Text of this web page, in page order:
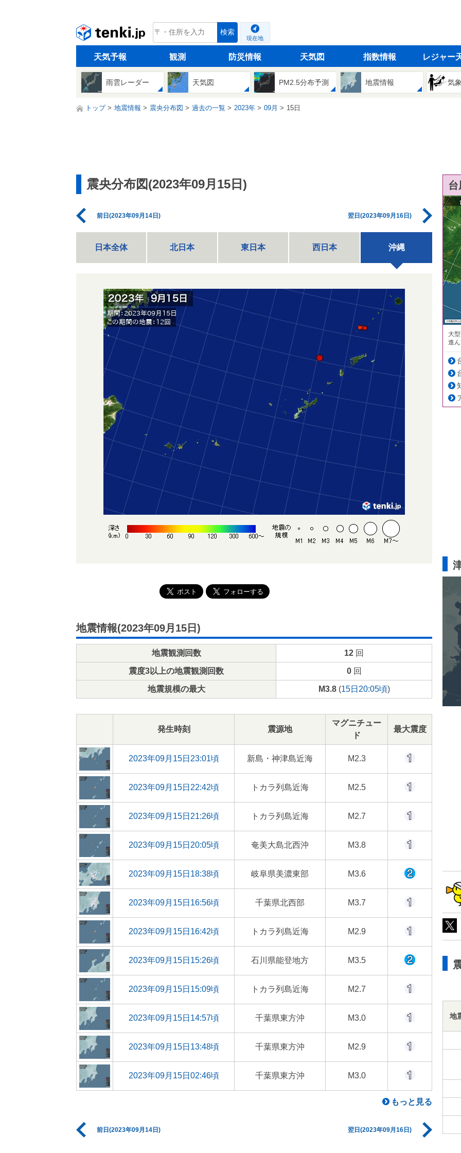
tenki.jp 検索
現在地
天気予報 観測 防災情報 天気図 指数情報 レジャー
雨雲レーダー 天気図 PM2.5分布予測 地震情報 気
トップ 地震情報 震央分布図 過去の一覧 2023年 09月 15日
震央分布図(2023年09月15日)
前日(2023年09月14日) 翌日(2023年09月16日)
日本全体 北日本 東日本 西日本 沖縄
地震情報(2023年09月15日)
地震観測回数 12 回
震度3以上の地震観測回数 0回
地震規模の最大 M3.8(15日20:05頃)
発生時刻 震源地
マグニチュー
ド
最大震度
2023年09月15日23:01頃 新島・神津島近海 M2.3
2023年09月15日22:42頃 トカラ列島近海 M2.5
2023年09月15日21:26頃 トカラ列島近海 M2.7
2023年09月15日20:05頃 奄美大島北西沖 M3.8
2023年09月15日18:38頃 岐阜県美濃東部 M3.6
2023年09月15日16:56頃 千葉県北西部 M3.7
2023年09月15日16:42頃 トカラ列島近海 M2.9
2023年09月15日15:26頃 石川県能登地方 M3.5
2023年09月15日15:09頃 トカラ列島近海 M2.7
2023年09月15日14:57頃 千葉県東方沖 M3.0
2023年09月15日13:48頃 千葉県東方沖 M2.9
2023年09月15日02:46頃 千葉県東方沖 M3.0
もっと見る
前日(2023年09月14日) 翌日(2023年09月16日)
大
進
地